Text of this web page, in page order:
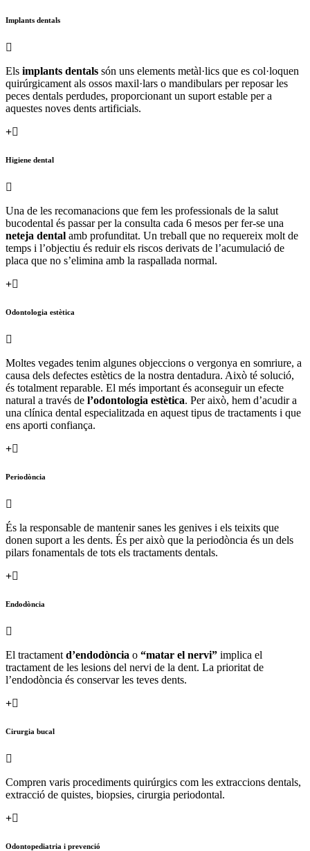
Implants dentals
Els implants dentals són uns elements metàl·lics que es col·loquen
quirúrgicament als ossos maxil·lars o mandibulars per reposar les
peces dentals perdudes, proporcionant un suport estable per a
aquestes noves dents artificials.
Higiene dental
Una de les recomanacions que fem les professionals de la salut
bucodental és passar per la consulta cada 6 mesos per fer-se una
neteja dental amb profunditat. Un treball que no requereix molt de
temps i l’objectiu és reduir els riscos derivats de l’acumulació de
placa que no s’elimina amb la raspallada normal.
Odontologia estètica
Moltes vegades tenim algunes objeccions o vergonya en somriure, a
causa dels defectes estètics de la nostra dentadura. Això té solució,
és totalment reparable. El més important és aconseguir un efecte
natural a través de l’odontologia estètica. Per això, hem d’acudir a
una clínica dental especialitzada en aquest tipus de tractaments i que
ens aporti confiança.
Periodòncia
És la responsable de mantenir sanes les genives i els teixits que
donen suport a les dents. És per això que la periodòncia és un dels
pilars fonamentals de tots els tractaments dentals.
Endodòncia
El tractament d’endodòncia o “matar el nervi” implica el
tractament de les lesions del nervi de la dent. La prioritat de
l’endodòncia és conservar les teves dents.
Cirurgia bucal
Compren varis procediments quirúrgics com les extraccions dentals,
extracció de quistes, biopsies, cirurgia periodontal.
Odontopediatria i prevenció